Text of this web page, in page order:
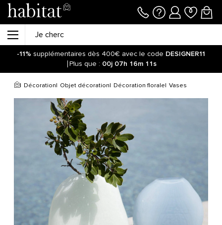
-11% supplémentaires dès 400€ avec le code DESIGNER11
Plus que : 00j 07h 16m 11s
Décoration Objet décoration Décoration florale Vases